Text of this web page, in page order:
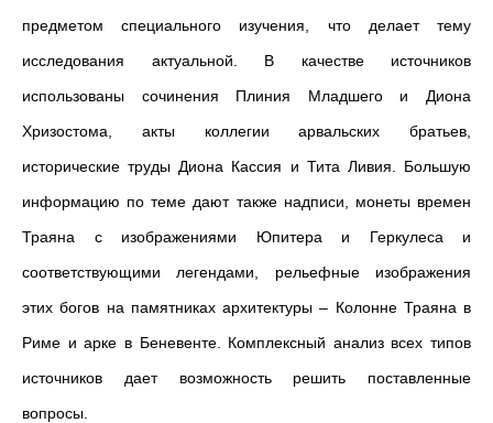
предметом специального изучения, что делает тему
исследования актуальной. В качестве источников
использованы сочинения Плиния Младшего и Диона
Хризостома, акты коллегии арвальских братьев,
исторические труды Диона Кассия и Тита Ливия. Большую
информацию по теме дают также надписи, монеты времен
Траяна с изображениями Юпитера и Геркулеса и
соответствующими легендами, рельефные изображения
этих богов на памятниках архитектуры – Колонне Траяна в
Риме и арке в Беневенте. Комплексный анализ всех типов
источников дает возможность решить поставленные
вопросы.